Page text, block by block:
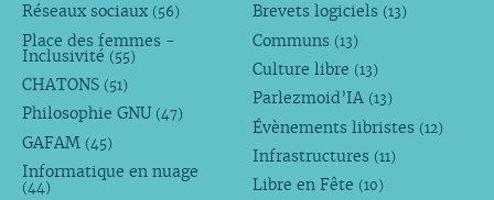
Réseaux sociaux (56)
Place des femmes -
Inclusivité (55)
CHATONS (51)
Philosophie GNU (47)
GAFAM (45)
Informatique en nuage
(44)
Brevets logiciels (13)
Communs (13)
Culture libre (13)
Parlezmoid’IA (13)
Évènements libristes (12)
Infrastructures (11)
Libre en Fête (10)